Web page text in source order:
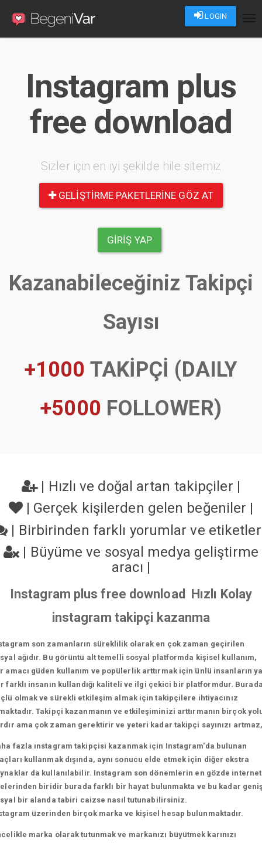
LOGIN
Instagram plus
free download
Sizler için en iyi şekilde hile sitemiz
GELIŞTIRME PAKETLERINE GÖZ AT
GIRIŞ YAP
Kazanabileceğiniz Takipçi
Sayısı
+1000 TAKİPÇİ (DAILY
+5000 FOLLOWER)
| Hızlı ve doğal artan takipçiler |
| Gerçek kişilerden gelen beğeniler |
| Birbirinden farklı yorumlar ve
| Büyüme ve sosyal medya geliştirme
aracı |
Instagram plus free download Hızlı Kolay
instagram takipçi kazanma
son zamanların süreklilik olarak en çok zaman geçirilen
ağıdır. Bu görüntü alt temelli sosyal platformda kişisel kullanım,
amacı güden kullanım ve popülerlik arttırmak için ünlü insanların
farklı insanın kullandığı kaliteli ve ilgi çekici bir platformdur.
olmak ve sürekli etkileşim almak için takipçilere ihtiyacınız
Takipçi kazanmanın ve etkileşiminizi arttırmanın birçok
ama çok zaman gerektirir ve yeteri kadar takipçi sayınızı
fazla ınstagram takipçisi kazanmak için Instagram'da bulunan
kullanmak dışında, aynı sonucu elde etmek için diğer ekstra
da kullanılabilir. Instagram son dönemlerin en gözde internet
biridir burada farklı bir hayat bulunmakta ve bu kadar
bir alanda tabiri caizse nasıl tutunabilirsiniz.
üzerinden birçok marka ve kişisel hesap bulunmaktadır.
marka olarak tutunmak ve markanızı büyütmek karınızı